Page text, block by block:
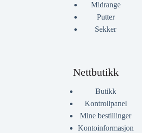
Midrange
Putter
Sekker
Nettbutikk
Butikk
Kontrollpanel
Mine bestillinger
Kontoinformasjon